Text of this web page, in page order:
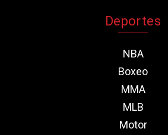
Deportes
NBA
Boxeo
MMA
MLB
Motor